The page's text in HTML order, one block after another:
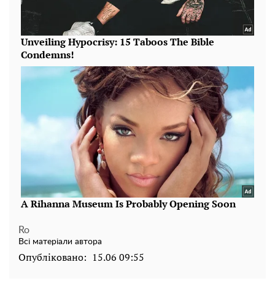
Ro
Всі матеріали автора
Опубліковано: 15.06 09:55